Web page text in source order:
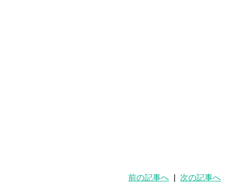
前の記事へ 次の記事へ